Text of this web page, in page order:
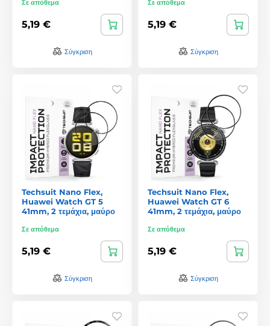
Σε απόθεμα
5,19 €
Σύγκριση
Σε απόθεμα
5,19 €
Σύγκριση
Techsuit Nano Flex,
Huawei Watch GT 5
41mm, 2 τεμάχια, μαύρο
Σε απόθεμα
5,19 €
Σύγκριση
Techsuit Nano Flex,
Huawei Watch GT 6
41mm, 2 τεμάχια, μαύρο
Σε απόθεμα
5,19 €
Σύγκριση